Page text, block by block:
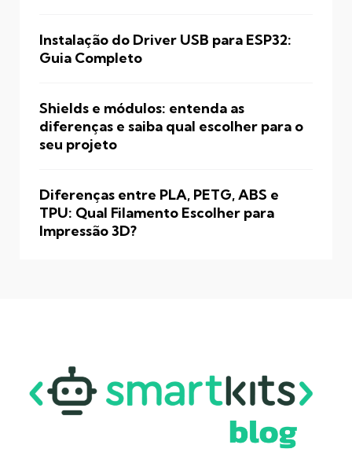
Instalação do Driver USB para ESP32:
Guia Completo
Shields e módulos: entenda as
diferenças e saiba qual escolher para o
seu projeto
Diferenças entre PLA, PETG, ABS e
TPU: Qual Filamento Escolher para
Impressão 3D?